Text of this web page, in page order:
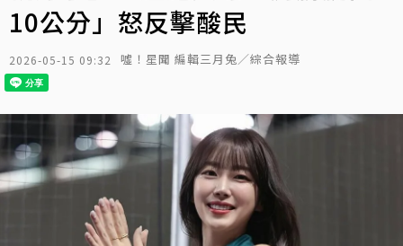
10公分」怒反擊酸民
2026-05-15 09:32 噓！星聞 編輯三月兔／綜合報導